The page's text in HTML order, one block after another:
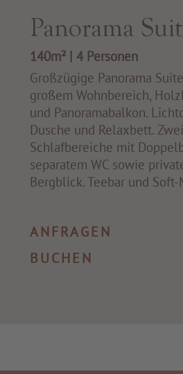
Panorama
140m² |4 Personen
Großzügige Panorama
großem Wohnbereich,
und Panoramabalkon.
Dusche und Relaxbett.
Schlafbereiche mit
separatem WC sowie
Bergblick. Teebar und
ANFRAGEN
BUCHEN